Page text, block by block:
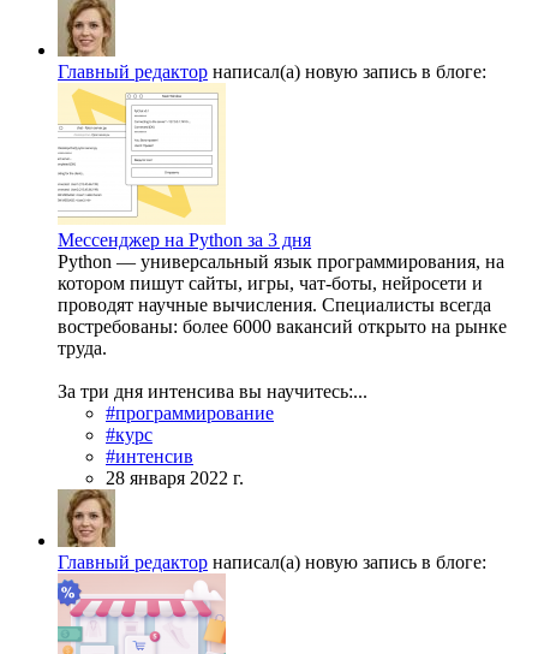
Главный редактор написал(а) новую запись в блоге:
Мессенджер на Python за 3 дня
Python — универсальный язык программирования, на
котором пишут сайты, игры, чат-боты, нейросети и
проводят научные вычисления. Специалисты всегда
востребованы: более 6000 вакансий открыто на рынке
труда.
За три дня интенсива вы научитесь:...
#программирование
#курс
#интенсив
28 января 2022 г.
Главный редактор написал(а) новую запись в блоге: